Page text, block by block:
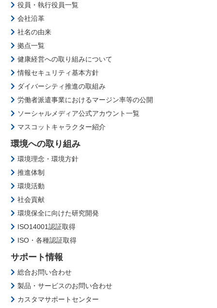
役員・執行役員一覧
会社沿革
社名の由来
拠点一覧
健康経営への取り組みについて
情報セキュリティ基本方針
ダイバーシティ推進の取組み
労働者派遣事業におけるマージン率等の公開
ソーシャルメディア公式アカウント一覧
マスコットキャラクター紹介
環境への取り組み
環境理念・環境方針
推進体制
環境活動
社会貢献
環境保全に向けた研究開発
ISO14001認証取得
ISO・各種認証取得
サポート情報
総合お問い合わせ
製品・サービスのお問い合わせ
カスタマサポートセンター